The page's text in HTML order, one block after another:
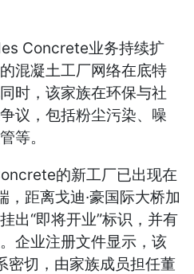
Concrete业务持续扩
混凝土工厂网络在底特
时，该家族在环保与社
议，包括粉尘污染、噪
等。
的新工厂已出现在
距离戈迪·豪国际大桥加
出“即将开业”标识，并有
企业注册文件显示，该
密切，由家族成员担任董